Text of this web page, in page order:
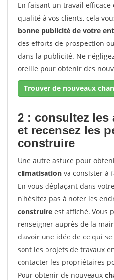
En faisant un travail
qualité à vos clients, cela
bonne publicité de votre
des efforts de prospection
dans la publicité. Ne
oreille pour obtenir des
Trouver de nouveaux
2 : consultez les
et recensez les
construire
Une autre astuce pour
climatisation va consister à
En vous déplaçant dans
n'hésitez pas à noter les
construire est affiché. Vous
renseigner auprès de la
d'avoir une idée de ce qui
sont les projets de travaux
contacter les propriétaires
Pour obtenir de nouveaux